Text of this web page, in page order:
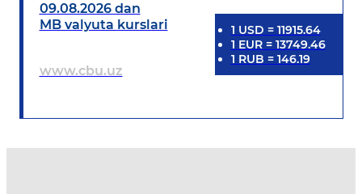
09.08.2026 dan
MB valyuta kurslari
www.cbu.uz
1 USD = 11915.64
1 EUR= 13749.46
1 RUB = 146.19